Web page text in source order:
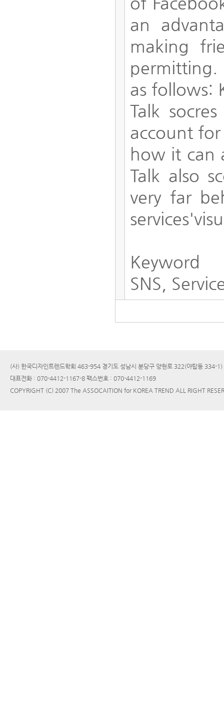
an
making
permitting.
as follows:
Talk
account
how it can
Talk also
very far
Keyword
SNS,
(사) 한국디자인트렌드학회 463-954 경기도 성남시 분당구 양현로 322(야탑동 334-
대표전화 : 070-4412-1167-8 팩스번호 : 070-4412-1169
COPYRIGHT (C) 2007 The ASSOCAITION for KOREA TREND ALL RIGHT